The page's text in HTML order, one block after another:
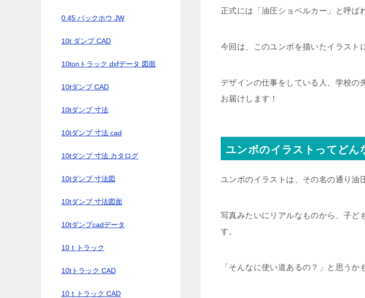
正式には「油圧ショベルカー」と呼ば
今回は、このユンボを描いたイラスト
デザインの仕事をしている人、学校の
お届けします！
ユンボのイラストってどん
ユンボのイラストは、その名の通り油
写真みたいにリアルなものから、子ど
す。
「そんなに使い道あるの？」と思うか
0.45 バックホウ JW
10t ダンプ CAD
10tonトラック dxfデータ 図面
10tダンプ CAD
10tダンプ 寸法
10tダンプ 寸法 cad
10tダンプ 寸法 カタログ
10tダンプ 寸法図
10tダンプ 寸法図面
10tダンプcadデータ
10ｔトラック
10tトラック CAD
10ｔトラック CAD